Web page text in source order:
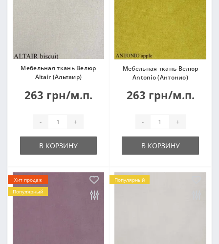
Мебельная ткань Велюр
Altair (Альтаир)
263 грн/м.п.
- +
В КОРЗИНУ
Мебельная ткань Велюр
Antonio (Антонио)
263 грн/м.п.
- +
В КОРЗИНУ
Хит продаж
Популярный
Популярный